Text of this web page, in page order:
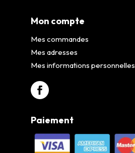
Mon compte
Mes commandes
Mes adresses
Mes informations personnelles
Paiement